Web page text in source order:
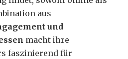
aus
und
macht ihre
faszinierend für